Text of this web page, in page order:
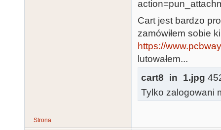
Cart jest bardzo
zamówiłem sobie
https://
lutowałem...
cart8_in_1.jpg
Tylko zalogowani
Strona